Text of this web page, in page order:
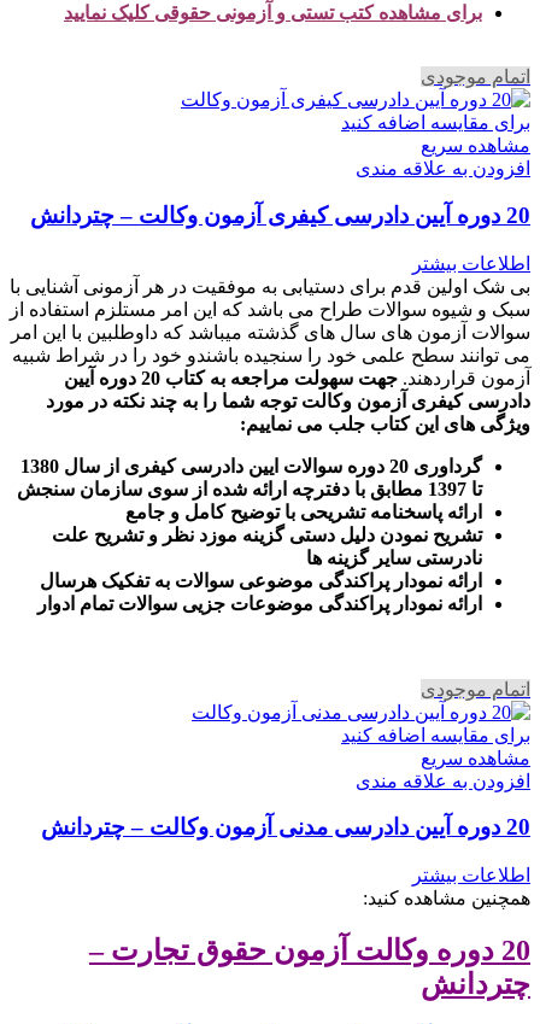
برای مشاهده کتب تستی و آزمونی حقوقی کلیک نمایید
اتمام موجودی
برای مقایسه اضافه کنید
مشاهده سریع
افزودن به علاقه مندی
20 دوره آیین دادرسی کیفری آزمون وکالت – چتردانش
اطلاعات بیشتر
بی شک اولین قدم برای دستیابی به موفقیت در هر آزمونی آشنایی با
سبک و شیوه سوالات طراح می باشد که این امر مستلزم استفاده از
سوالات آزمون های سال های گذشته میباشد که داوطلبین با این امر
می توانند سطح علمی خود را سنجیده باشندو خود را در شراط شبیه
آزمون قراردهند.
جهت سهولت مراجعه به کتاب 20 دوره آیین
دادرسی کیفری آزمون وکالت توجه شما را به چند نکته در مورد
ویژگی های این کتاب جلب می نماییم:
گرداوری 20 دوره سوالات ایین دادرسی کیفری از سال 1380
تا 1397 مطابق با دفترچه ارائه شده از سوی سازمان سنجش
ارائه پاسخنامه تشریحی با توضیح کامل و جامع
تشریح نمودن دلیل دستی گزینه موزد نظر و تشریح علت
نادرستی سایر گزینه ها
ارائه نمودار پراکندگی موضوعی سوالات به تفکیک هرسال
رائه نمودار پراکندگی موضوعات جزیی سوالات تمام ادوار
اتمام موجودی
برای مقایسه اضافه کنید
مشاهده سریع
افزودن به علاقه مندی
20 دوره آیین دادرسی مدنی آزمون وکالت – چتردانش
اطلاعات بیشتر
همچنین مشاهده کنید:
20 دوره وکالت آزمون حقوق تجارت –
چتردانش